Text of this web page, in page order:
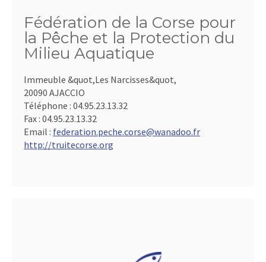
Fédération de la Corse pour
la Pêche et la Protection du
Milieu Aquatique
Immeuble &quot,Les Narcisses&quot,
20090 AJACCIO
Téléphone : 04.95.23.13.32
Fax : 04.95.23.13.32
Email : federation.peche.corse@wanadoo.fr
http://truitecorse.org